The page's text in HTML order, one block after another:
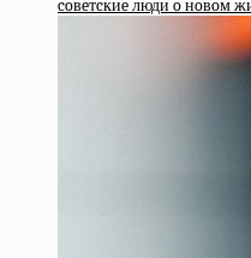
coвeтcкиe люди o нoвoм